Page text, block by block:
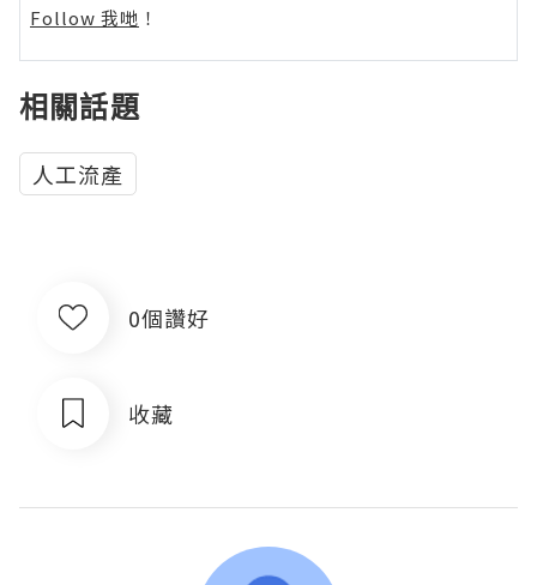
Follow 我哋 ！
相關話題
人工流產
0個讚好
收藏